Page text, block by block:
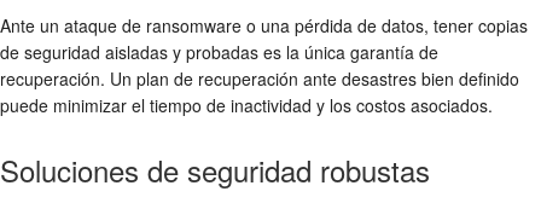
Ante un ataque de ransomware o una pérdida de datos, tener copias
de seguridad aisladas y probadas es la única garantía de
recuperación. Un plan de recuperación ante desastres bien definido
puede minimizar el tiempo de inactividad y los costos asociados.
Soluciones de seguridad robustas